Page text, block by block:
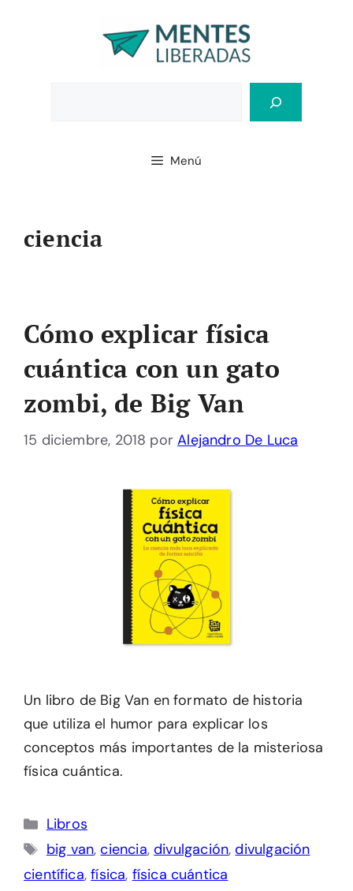
Menú
ciencia
Cómo explicar física
cuántica con un gato
zombi, de Big Van
15 diciembre, 2018 porAlejandro De Luca
Un libro de Big Van en formato de historia
que utiliza el humor para explicar los
conceptos más importantes de la misteriosa
física cuántica.
Categorías
Libros
Etiquetas
big van,ciencia,divulgación,divulgación
científica,física, física cuántica